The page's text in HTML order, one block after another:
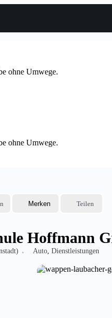
ohne Umwege.
ohne Umwege.
Merken Teilen
Hoffmann
Auto, Dienstleistungen